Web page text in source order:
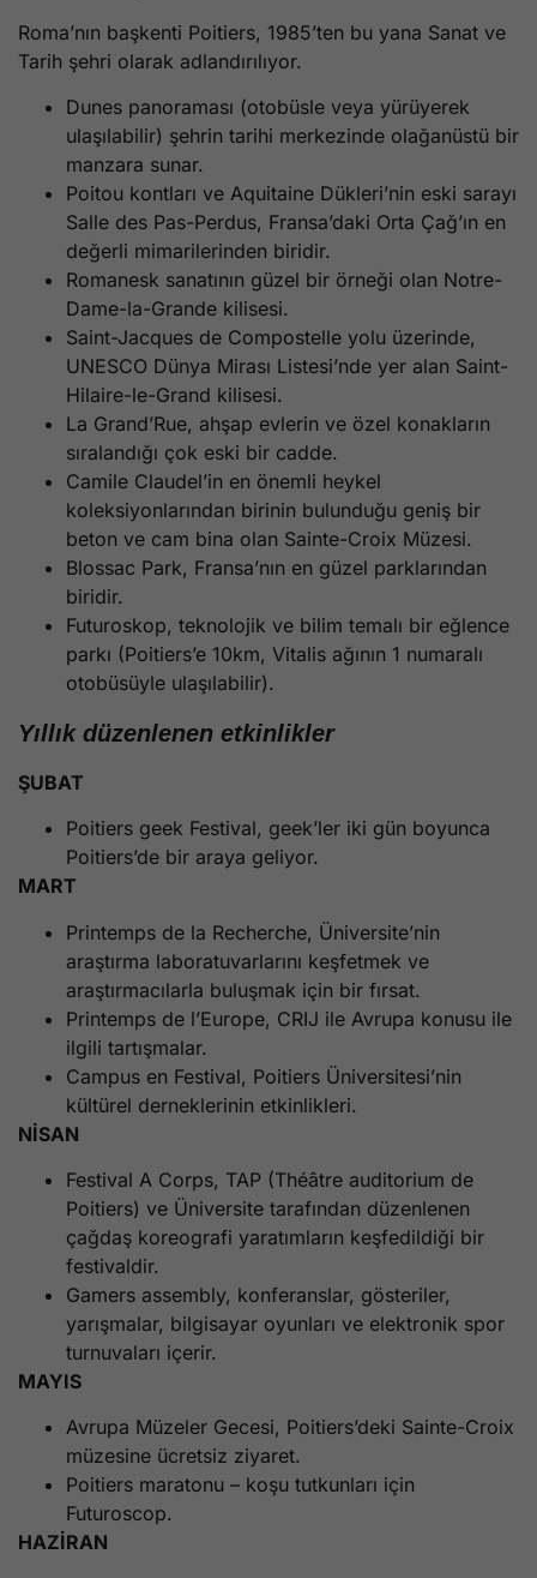
Roma’nın başkenti Poitiers, 1985’ten bu yana Sanat ve
Tarih şehri olarak adlandırılıyor.
Dunes panoraması (otobüsle veya yürüyerek
ulaşılabilir) şehrin tarihi merkezinde olağanüstü bir
manzara sunar.
Poitou kontları ve Aquitaine Dükleri’nin eski sarayı
Salle des Pas-Perdus, Fransa’daki Orta Çağ’ın en
değerli mimarilerinden biridir.
Romanesk sanatının güzel bir örneği olan Notre-
Dame-la-Grande kilisesi.
Saint-Jacques de Compostelle yolu üzerinde,
UNESCO Dünya Mirası Listesi’nde yer alan Saint-
Hilaire-le-Grand kilisesi.
La Grand’Rue, ahşap evlerin ve özel konakların
sıralandığı çok eski bir cadde.
Camile Claudel’in en önemli heykel
koleksiyonlarından birinin bulunduğu geniş bir
beton ve cam bina olan Sainte-Croix Müzesi.
Blossac Park, Fransa’nın en güzel parklarından
biridir.
Futuroskop, teknolojik ve bilim temalı bir eğlence
parkı (Poitiers’e 10km, Vitalis ağının 1 numaralı
otobüsüyle ulaşılabilir).
Yıllık düzenlenen etkinlikler
ŞUBAT
Poitiers geek Festival, geek’ler iki gün boyunca
Poitiers’de bir araya geliyor.
MART
Printemps de la Recherche, Üniversite’nin
araştırma laboratuvarlarını keşfetmek ve
araştırmacılarla buluşmak için bir fırsat.
Printemps de l’Europe, CRIJ ile Avrupa konusu ile
ilgili tartışmalar.
Campus en Festival, Poitiers Üniversitesi’nin
kültürel derneklerinin etkinlikleri.
NİSAN
Festival A Corps, TAP (Théâtre auditorium de
Poitiers) ve Üniversite tarafından düzenlenen
çağdaş koreografi yaratımların keşfedildiği bir
festivaldir.
Gamers assembly, konferanslar, gösteriler,
yarışmalar, bilgisayar oyunları ve elektronik spor
turnuvaları içerir.
MAYIS
Avrupa Müzeler Gecesi, Poitiers’deki Sainte-Croix
müzesine ücretsiz ziyaret.
Poitiers maratonu – koşu tutkunları için
Futuroscop.
HAZİRAN